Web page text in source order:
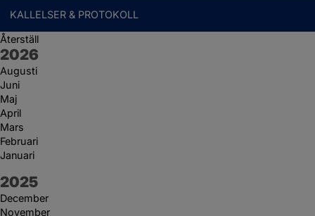
KALLELSER & PROTOKOLL
Återställ
År:
2026
Augusti
Juni
Maj
April
Mars
Februari
Januari
År:
2025
December
November